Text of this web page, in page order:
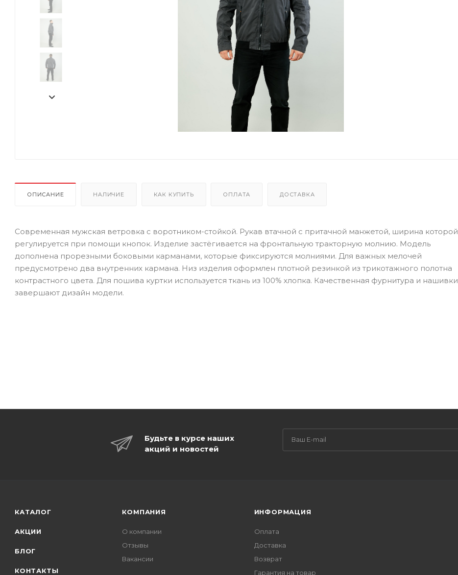
ОПИСАНИЕ НАЛИЧИЕ КАК КУПИТЬ ОПЛАТА ДОСТАВКА
Современная мужская ветровка с воротником-стойкой. Рукав втачной с притачной манжетой, ширина которой
регулируется при помощи кнопок. Изделие застёгивается на фронтальную тракторную молнию. Модель
дополнена прорезными боковыми карманами, которые фиксируются молниями. Для важных мелочей
предусмотрено два внутренних кармана. Низ изделия оформлен плотной резинкой из трикотажного полотна
контрастного цвета. Для пошива куртки используется ткань из 100% хлопка. Качественная фурнитура и нашивки
завершают дизайн модели.
Будьте в курсе наших
акций и новостей
КАТАЛОГ
АКЦИИ
БЛОГ
КОНТАКТЫ
КОМПАНИЯ
О компании
Отзывы
Вакансии
ИНФОРМАЦИЯ
Оплата
Доставка
Возврат
Гарантия на товар